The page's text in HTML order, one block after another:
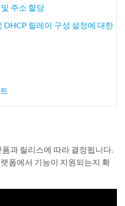
주소 할당
DHCP 릴레이 구성 설정에 대한
과 릴리스에 따라 결정됩니다.
폼에서 기능이 지원되는지 확